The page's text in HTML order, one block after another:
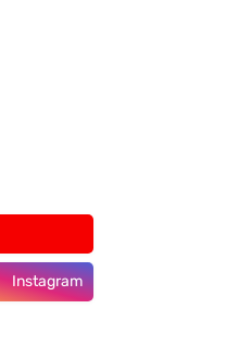
Instagram